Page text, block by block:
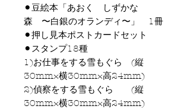
⚫︎豆絵本「あおく しずかな
森 〜白銀のオランディ〜」 1冊
⚫︎押し見本ポストカードセット
⚫︎スタンプ18種
1)お仕事をする雪もぐら (縦
30mm×横30mm×高24mm)
2)偵察をする雪もぐら (縦
30mm×横30mm×高24mm)